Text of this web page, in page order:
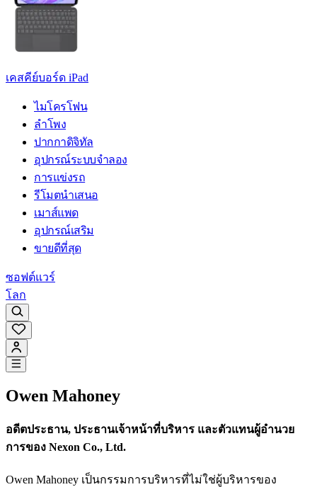
เคสคีย์บอร์ด iPad
ไมโครโฟน
ลำโพง
ปากกาดิจิทัล
อุปกรณ์ระบบจำลอง
การแข่งรถ
รีโมตนำเสนอ
เมาส์แพด
อุปกรณ์เสริม
ขายดีที่สุด
ซอฟต์แวร์
โลก
Owen Mahoney
อดีตประธาน, ประธานเจ้าหน้าที่บริหาร และตัวแทนผู้อำนวย
การของ Nexon Co., Ltd.
Owen Mahoney เป็นกรรมการบริหารที่ไม่ใช่ผู้บริหารของ